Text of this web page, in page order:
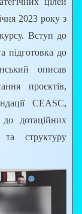
2023 року з
Вступ до
підготовка до
описав
проєктів,
CEASC,
дотаційних
та структуру